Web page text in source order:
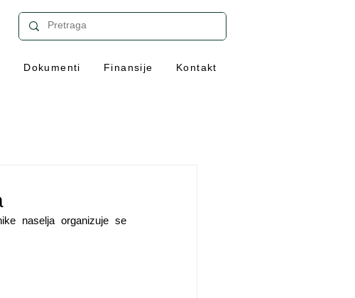
Dokumenti Finansije Kontakt
naselja organizuje se